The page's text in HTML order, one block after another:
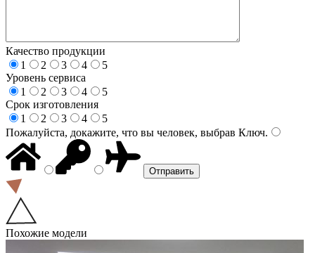
Качество продукции
1
2 3 4
5
Уровень сервиса
1
2 3 4
5
Срок изготовления
1
2 3 4
5
Пожалуйста, докажите, что вы человек, выбрав Ключ.
Похожие модели